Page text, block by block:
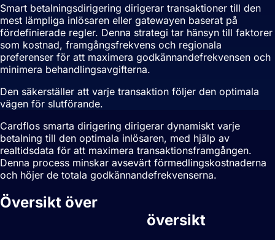
Smart betalningsdirigering dirigerar transaktioner till den
mest lämpliga inlösaren eller gatewayen baserat på
fördefinierade regler. Denna strategi tar hänsyn till faktorer
som kostnad, framgångsfrekvens och regionala
preferenser för att maximera godkännandefrekvensen och
minimera behandlingsavgifterna.
Den säkerställer att varje transaktion följer den optimala
vägen för slutförande.
Cardflos smarta dirigering dirigerar dynamiskt varje
betalning till den optimala inlösaren, med hjälp av
realtidsdata för att maximera transaktionsframgången.
Denna process minskar avsevärt förmedlingskostnaderna
och höjer de totala godkännandefrekvenserna.
Översikt över
översikt